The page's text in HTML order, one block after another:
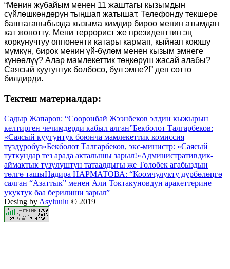
“Менин жубайым менен 11 жаштагы кызымдын
сүйлөшкөндөрүн тыңшап жатышат. Телефонду текшере
баштаганыбызда кызыма кимдир бирөө менин атымдан
кат жөнөттү. Мени террорист же президенттин эң
коркунучтуу оппоненти катары кармап, кыйнап коюшу
мүмкүн, бирок менин үй-бүлөм менен кызым эмнеге
күнөөлүү? Алар мамлекеттик төңкөрүш жасай алабы?
Саясый куугунтук болбосо, бул эмне?!” деп сотто
билдирди.
Тектеш материалдар:
Садыр Жапаров: “Сооронбай Жээнбеков элдин кыжырын
келтирген чечимдерди кабыл алган”Бекболот Талгарбеков:
«Саясый куугунтук боюнча мамлекеттик комиссия
түздүрөбүз»Бекболот Талгарбеков, экс-министр: «Саясый
туткундар тез арада акталышы зарыл!»Административдик-
аймактык түзүлүштүн татаалдыгы же Төлөбек агабыздын
төлгө ташыНадира НАРМАТОВА: “Коомчулукту дүрбөлөңгө
салган “Азаттык” менен Али Токтакуновдун аракеттерине
укуктук баа берилиши зарыл”
Desing by Asyluulu © 2019